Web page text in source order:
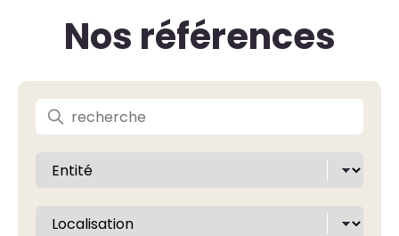
Nos références